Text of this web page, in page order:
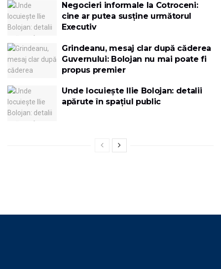
Negocieri informale la Cotroceni:
cine ar putea susține următorul
Executiv
Grindeanu, mesaj clar după căderea
Guvernului: Bolojan nu mai poate fi
propus premier
Unde locuiește Ilie Bolojan: detalii
apărute în spațiul public